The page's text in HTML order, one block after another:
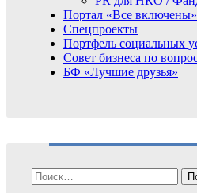
Портал «Все включены»
Спецпроекты
Портфель социальных
Совет бизнеса по
БФ «Лучшие друзья»
Найти: